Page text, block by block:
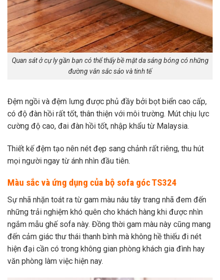
Quan sát ở cự ly gần bạn có thể thấy bề mặt da sáng bóng có những
đường vân sắc sảo và tinh tế
Đệm ngồi và đệm lưng được phủ đầy bởi bọt biển cao cấp,
có độ đàn hồi rất tốt, thân thiện với môi trường. Mút chịu lực
cường độ cao, đai đàn hồi tốt, nhập khẩu từ Malaysia.
Thiết kế đệm tạo nên nét đẹp sang chảnh rất riêng, thu hút
mọi người ngay từ ánh nhìn đầu tiên.
Màu sắc và ứng dụng của bộ sofa góc TS324
Sự nhã nhặn toát ra từ gam màu nâu tây trang nhã đem đến
những trải nghiệm khó quên cho khách hàng khi được nhìn
ngắm mẫu ghế sofa này. Đồng thời gam màu này cũng mang
đến cảm giác thư thái thanh bình mà không hề thiếu đi nét
hiện đại cần có trong không gian phòng khách gia đình hay
văn phòng làm việc hiện nay.